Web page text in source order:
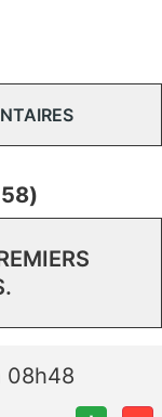
08h48